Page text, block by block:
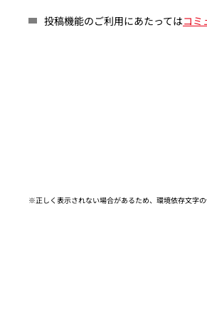
投稿機能のご利用にあたってはコミ
※正しく表示されない場合があるため、環境依存文字の